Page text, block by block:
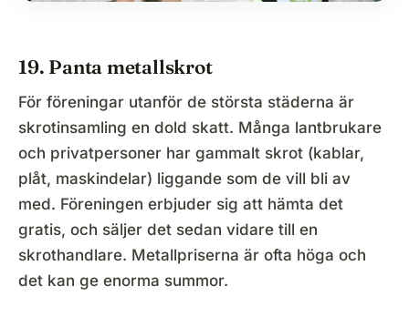
19. Panta metallskrot
För föreningar utanför de största städerna är
skrotinsamling en dold skatt. Många lantbrukare
och privatpersoner har gammalt skrot (kablar,
plåt, maskindelar) liggande som de vill bli av
med. Föreningen erbjuder sig att hämta det
gratis, och säljer det sedan vidare till en
skrothandlare. Metallpriserna är ofta höga och
det kan ge enorma summor.